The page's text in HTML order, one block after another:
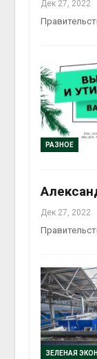
Дек 27, 2022
РАЗНОЕ
Дек 27, 2022
ЗЕЛЕНАЯ